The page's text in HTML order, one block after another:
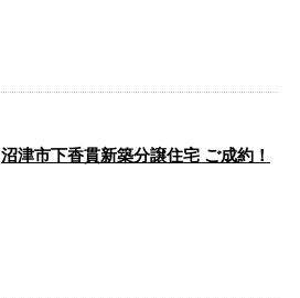
沼津市下香貫新築分譲住宅 ご成約！